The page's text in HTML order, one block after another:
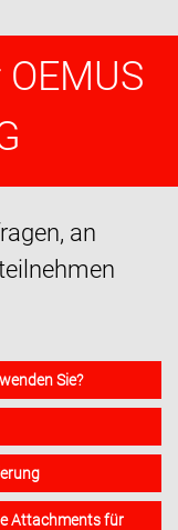
an
Sie?
Attachments für